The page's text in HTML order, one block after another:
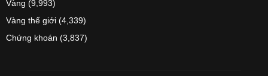
Vàng (9,993)
Vàng thế giới (4,339)
Chứng khoán (3,837)